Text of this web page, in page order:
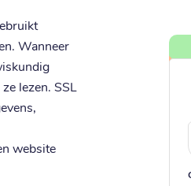
Wanneer
lezen. SSL
website